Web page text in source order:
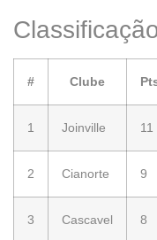
# Clube
1 Joinville 11
2 Cianorte 9
3 Cascavel 8